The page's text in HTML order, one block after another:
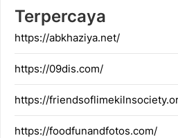
Terpercaya
https://abkhaziya.net/
https://09dis.com/
https://
https://foodfunandfotos.com/